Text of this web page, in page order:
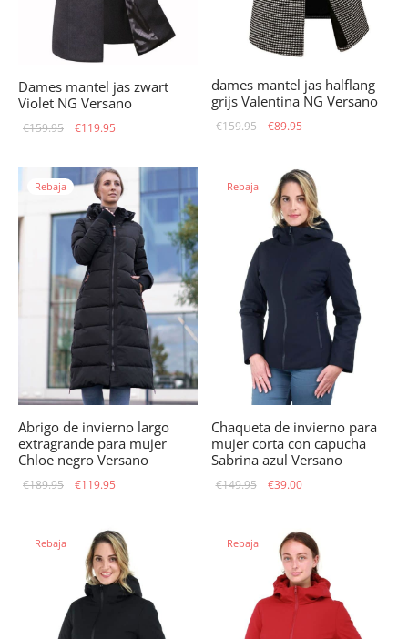
Dames mantel jas zwart
Violet NG Versano
€159.95
El precio
era:
€159.95.
€119.95
es:
€119.95.
dames mantel jas halflang
grijs Valentina NG Versano
€159.95
El precio
era:
€159.95.
€89.95
actual
es:
€89.95.
Rebaja
Abrigo de invierno largo
extragrande para mujer
Chloe negro Versano
€189.95
El precio
€189.95.
€119.95
€119.95.
Rebaja
Chaqueta de invierno para
mujer corta con capucha
Sabrina azul Versano
€149.95
El precio
€149.95.
€39.00
es:
€39.00.
Rebaja Rebaja